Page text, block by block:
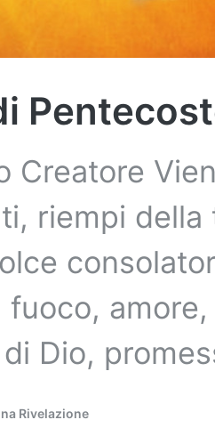
Creatore
riempi
di Dio,
Rivelazione